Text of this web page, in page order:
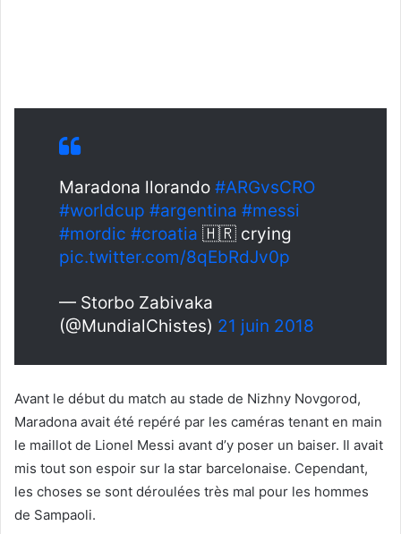
Maradona llorando #ARGvsCRO
#worldcup #argentina #messi
#mordic #croatia 🇭🇷 crying
pic.twitter.com/8qEbRdJv0p
— Storbo Zabivaka
(@MundialChistes) 21 juin 2018
Avant le début du match au stade de Nizhny Novgorod,
Maradona avait été repéré par les caméras tenant en main
le maillot de Lionel Messi avant d’y poser un baiser. Il avait
mis tout son espoir sur la star barcelonaise. Cependant,
les choses se sont déroulées très mal pour les hommes
de Sampaoli.